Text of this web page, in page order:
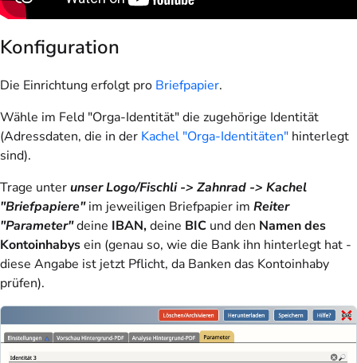
Konfiguration
Die Einrichtung erfolgt pro Briefpapier.
Wähle im Feld "Orga-Identität" die zugehörige Identität
(Adressdaten, die in der Kachel "Orga-Identitäten" hinterlegt
sind).
Trage unterunser Logo/Fischli -> Zahnrad -> Kachel
"Briefpapiere"im jeweiligen Briefpapier im Reiter
"Parameter"deine IBAN,deine BIC und den Namen des
Kontoinhabysein (genau so, wie die Bank ihn hinterlegt hat -
diese Angabe ist jetzt Pflicht, da Banken das Kontoinhaby
prüfen).